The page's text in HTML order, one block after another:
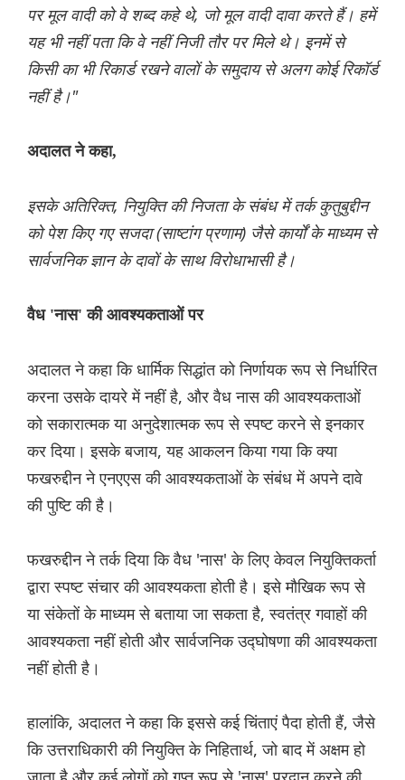
पर मूल वादी को वे शब्द कहे थे, जो मूल वादी दावा करते हैं। हमें
यह भी नहीं पता कि वे नहीं निजी तौर पर मिले थे। इनमें से
किसी का भी रिकार्ड रखने वालों के समुदाय से अलग कोई रिकॉर्ड
नहीं है।"
अदालत ने कहा,
इसके अतिरिक्त, नियुक्ति की निजता के संबंध में तर्क कुतुबुद्दीन
को पेश किए गए सजदा (साष्टांग प्रणाम) जैसे कार्यों के माध्यम से
सार्वजनिक ज्ञान के दावों के साथ विरोधाभासी है।
वैध 'नास' की आवश्यकताओं पर
अदालत ने कहा कि धार्मिक सिद्धांत को निर्णायक रूप से निर्धारित
करना उसके दायरे में नहीं है, और वैध नास की आवश्यकताओं
को सकारात्मक या अनुदेशात्मक रूप से स्पष्ट करने से इनकार
कर दिया। इसके बजाय, यह आकलन किया गया कि क्या
फखरुद्दीन ने एनएएस की आवश्यकताओं के संबंध में अपने दावे
की पुष्टि की है।
फखरुद्दीन ने तर्क दिया कि वैध 'नास' के लिए केवल नियुक्तिकर्ता
द्वारा स्पष्ट संचार की आवश्यकता होती है। इसे मौखिक रूप से
या संकेतों के माध्यम से बताया जा सकता है, स्वतंत्र गवाहों की
आवश्यकता नहीं होती और सार्वजनिक उद्घोषणा की आवश्यकता
नहीं होती है।
हालांकि, अदालत ने कहा कि इससे कई चिंताएं पैदा होती हैं, जैसे
कि उत्तराधिकारी की नियुक्ति के निहितार्थ, जो बाद में अक्षम हो